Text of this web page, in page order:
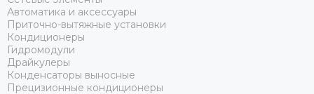
Автоматика и аксессуары
Приточно-вытяжные установки
Кондиционеры
Гидромодули
Драйкулеры
Конденсаторы выносные
Прецизионные кондиционеры